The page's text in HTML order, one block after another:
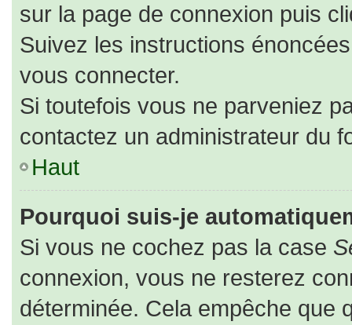
sur la page de connexion puis
Suivez les instructions
vous connecter.
Si toutefois vous ne parveniez
contactez un administrateur du
Haut
Pourquoi suis-je
Si vous ne cochez pas la case
connexion, vous ne resterez
déterminée. Cela empêche que